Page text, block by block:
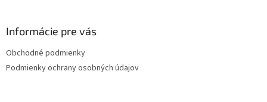
Informácie pre vás
Obchodné podmienky
Podmienky ochrany osobných údajov